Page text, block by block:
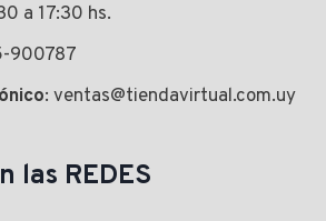
a 17:30 hs.
900787
: ventas@tiendavirtual.com.uy
las REDES